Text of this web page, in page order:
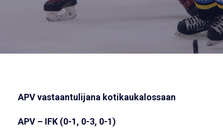
APV vastaantulijana kotikaukalossaan
APV – IFK (0-1, 0-3, 0-1)